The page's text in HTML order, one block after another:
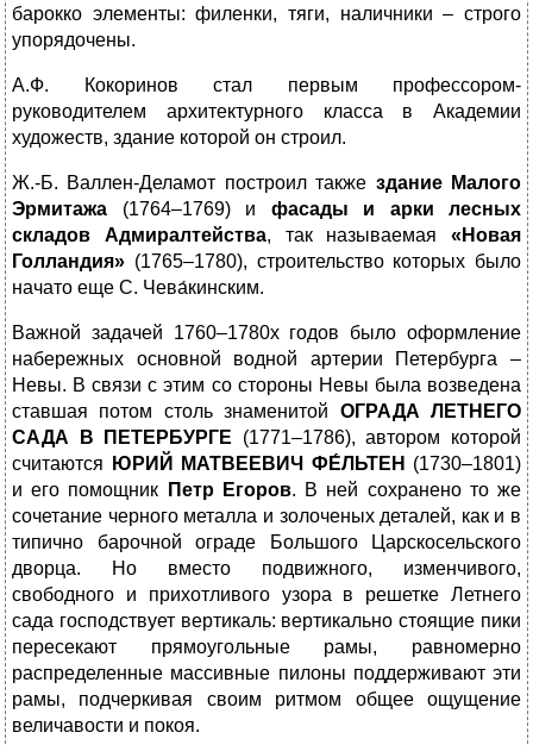
барокко элементы: филенки, тяги, наличники – строго
упорядочены.
А.Ф. Кокоринов стал первым профессором-
руководителем архитектурного класса в Академии
художеств, здание которой он строил.
Ж.-Б. Валлен-Деламот построил также здание Малого
Эрмитажа (1764–1769) и фасады и арки лесных
складов Адмиралтейства, так называемая «Новая
Голландия» (1765–1780), строительство которых было
начато еще С. Чева́кинским.
Важной задачей 1760–1780х годов было оформление
набережных основной водной артерии Петербурга –
Невы. В связи с этим со стороны Невы была возведена
ставшая потом столь знаменитой ОГРАДА ЛЕТНЕГО
САДА
В ПЕТЕРБУРГЕ (1771–1786), автором которой
считаются
ЮРИЙ МАТВЕЕВИЧ ФЕ́ЛЬТЕН (1730–1801)
и его помощник
Петр Егоров. В ней сохранено то же
сочетание черного металла и золоченых деталей, как и в
типично барочной ограде Большого Царскосельского
дворца. Но вместо подвижного, изменчивого,
свободного и прихотливого узора в решетке Летнего
сада господствует вертикаль: вертикально стоящие пики
пересекают прямоугольные рамы, равномерно
распределенные массивные пилоны поддерживают эти
рамы, подчеркивая своим ритмом общее ощущение
величавости и покоя.